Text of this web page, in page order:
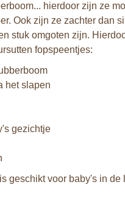
hierdoor zijn ze
Ook zijn ze zachter dan
stuk omgoten zijn.
fopspeentjes:
het slapen
gezichtje
geschikt voor baby's in de